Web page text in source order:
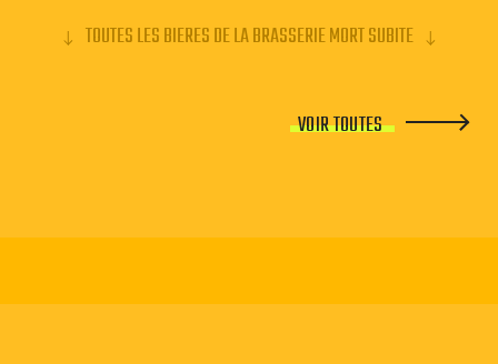
TOUTES LES BIERES DE LA BRASSERIE MORT SUBITE
VOIR TOUTES